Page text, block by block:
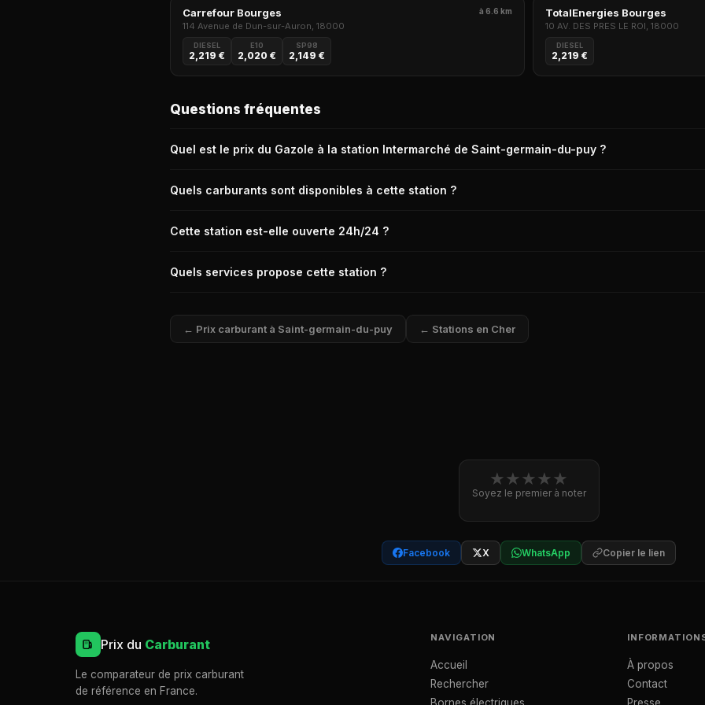
Carrefour Bourges à 6.6 km
114 Avenue de Dun-sur-Auron, 18000
DIESEL
2,219 €
E10
2,020 €
SP98
2,149 €
TotalEnergies Bourges
10 AV. DES PRES LE ROI, 18000
DIESEL
2,219 €
Questions fréquentes
Quel est le prix du Gazole à la station Intermarché de Saint-germain-du-puy ?
Quels carburants sont disponibles à cette station ?
Cette station est-elle ouverte 24h/24 ?
Quels services propose cette station ?
véhicule, Automate CB 24/24, DAB (Distributeur automatique de billets).
← Prix carburant à Saint-germain-du-puy
← Stations en Cher
★★★★★
Soyez le premier à noter
Facebook X WhatsApp Copier le lien
Prix du Carburant
Le comparateur de prix carburant
de référence en France.
NAVIGATION
Accueil
Rechercher
À propos
Contact